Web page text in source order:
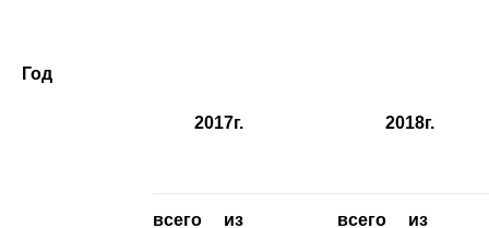
Год
2017г. 2018г.
всего из всего из